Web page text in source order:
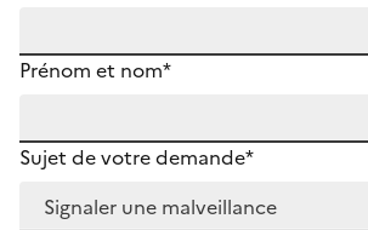
Prénom et nom*
Sujet de votre demande*